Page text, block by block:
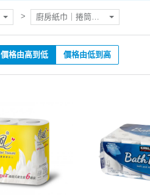
價格由高到低 價格由低到高